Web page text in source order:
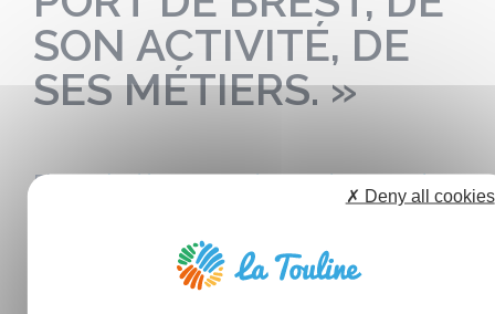
SON ACTIVITÉ, DE
SES MÉTIERS. »
Ping :A la découverte du port de Brest, de
✗ Deny all cookies